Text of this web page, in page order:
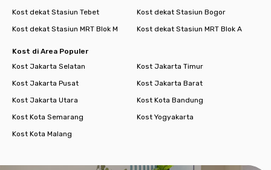
Kost dekat Stasiun Tebet
Kost dekat Stasiun Bogor
Kost dekat Stasiun MRT Blok M
Kost dekat Stasiun MRT Blok A
Kost di Area Populer
Kost Jakarta Selatan
Kost Jakarta Timur
Kost Jakarta Pusat
Kost Jakarta Barat
Kost Jakarta Utara
Kost Kota Bandung
Kost Kota Semarang
Kost Yogyakarta
Kost Kota Malang